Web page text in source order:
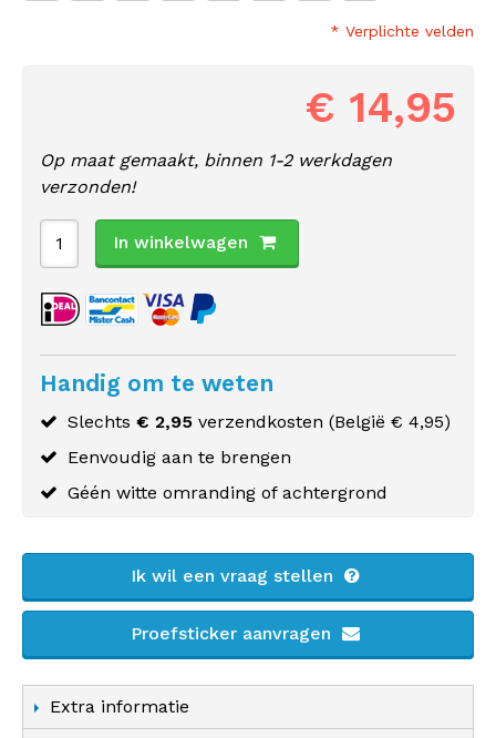
* Verplichte velden
€ 14,95
Op maat gemaakt, binnen 1-2 werkdagen
verzonden!
In winkelwagen
Handig om te weten
Slechts € 2,95 verzendkosten (België € 4,95)
Eenvoudig aan te brengen
Géén witte omranding of achtergrond
Ik wil een vraag stellen
Proefsticker aanvragen
Extra informatie